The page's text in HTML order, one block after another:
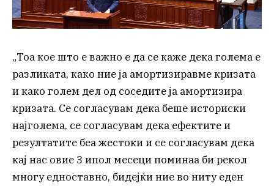
„Тоа кое што е важно е да се каже дека голема е
разликата, како ние ја амортизиравме кризата
и како голем дел од соседите ја амортизира
кризата. Се согласувам дека беше историски
најголема, се согласувам дека ефектите и
резултатите беа жестоки и се согласувам дека
кај нас овие 3 ипол месеци поминаа би рекол
многу едноставно, бидејќи ние во ниту еден